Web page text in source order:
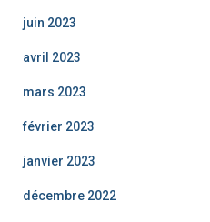
juin 2023
avril 2023
mars 2023
février 2023
janvier 2023
décembre 2022